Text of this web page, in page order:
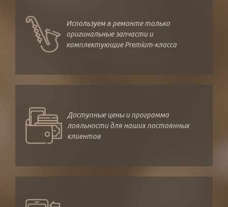
Используем в ремонте только
оригинальные запчасти и
комплектующие Premium-класса
Доступные цены и программа
лояльности для наших постоянных
клиентов